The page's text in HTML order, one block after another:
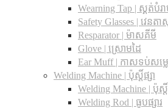
Wearning Tap | ស្គត់បំរ
Safety Glasses | វេនតា
Resparator | ម៉ាសគីមី
Glove | ស្រោមដៃ
Ear Muff | កាសទប់សម្ល
Welding Machine | ប៉ុស្តិ៍ផ្សា
Welding Machine | ប៉ុស្តិ៍
Welding Rod | ធូបផ្សារ